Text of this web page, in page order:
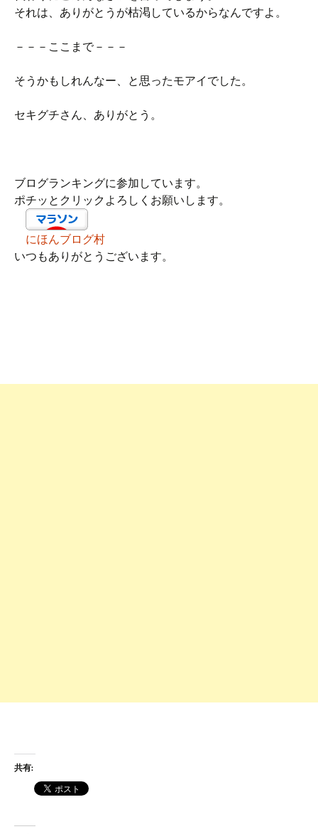
それは、ありがとうが枯渇しているからなんですよ。
－－－ここまで－－－
そうかもしれんなー、と思ったモアイでした。
セキグチさん、ありがとう。
ブログランキングに参加しています。
ポチッとクリックよろしくお願いします。
にほんブログ村
いつもありがとうございます。
共有: